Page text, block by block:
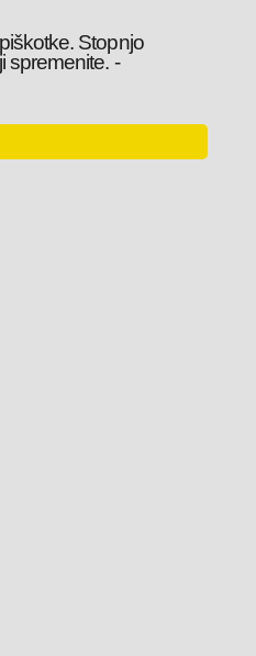
Stopnjo
spremenite. -